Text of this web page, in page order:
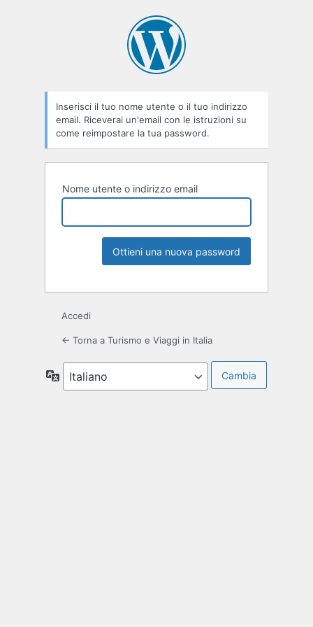
Inserisci il tuo nome utente o il tuo indirizzo
email. Riceverai un'email con le istruzioni su
come reimpostare la tua password.
Nome utente o indirizzo email
Accedi
← Torna a Turismo e Viaggi in Italia
Lingua